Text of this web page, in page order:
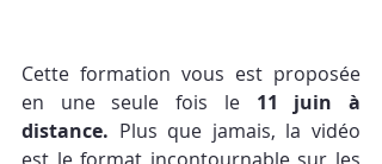
​Cette formation vous est proposée
en une seule fois le 11 juin à
distance. Plus que jamais, la vidéo